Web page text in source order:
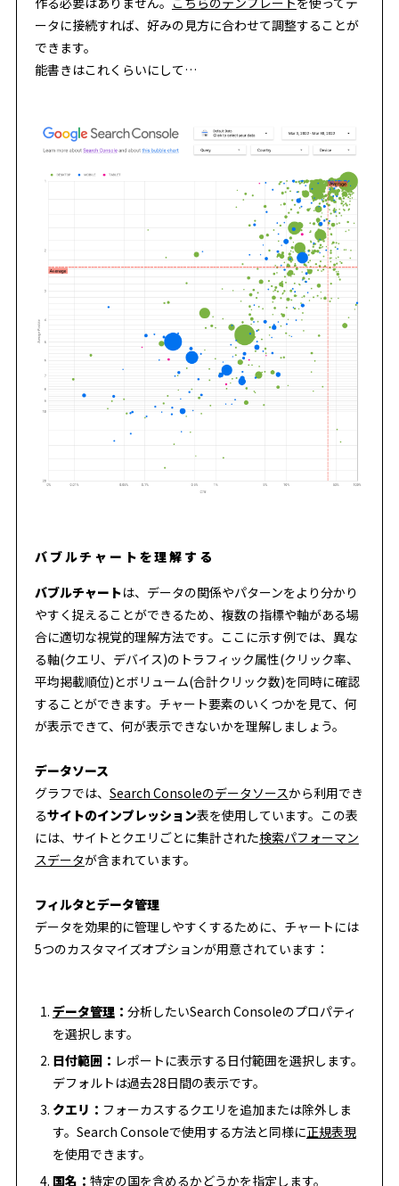
ータに接続すれば、好みの見方に合わせて調整することが
できます。
能書きはこれくらいにして…
バブルチャートを理解する
バブルチャートは、データの関係やパターンをより分かり
やすく捉えることができるため、複数の指標や軸がある場
合に適切な視覚的理解方法です。ここに示す例では、異な
る軸(クエリ、デバイス)のトラフィック属性(クリック率、
平均掲載順位)とボリューム(合計クリック数)を同時に確認
することができます。チャート要素のいくつかを見て、何
が表示できて、何が表示できないかを理解しましょう。
データソース
グラフでは、 Search Consoleのデータソースから利用でき
るサイトのインプレッション表を使用しています。この表
には、サイトとクエリごとに集計された検索パフォーマン
スデータが含まれています。
フィルタとデータ管理
データを効果的に管理しやすくするために、チャートには
5つのカスタマイズオプションが用意されています：
データ管理： 分析したいSearch Consoleのプロパティ
を選択します。
日付範囲： レポートに表示する日付範囲を選択します。
デフォルトは過去28日間の表示です。
クエリ： フォーカスするクエリを追加または除外しま
す。Search Consoleで使用する方法と同様に正規表現
を使用できます。
国名： 特定の国を含めるかどうかを指定します。